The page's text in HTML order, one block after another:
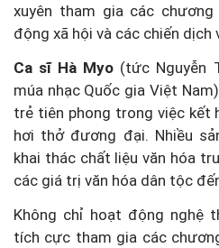
xuyên tham gia các
động xã hội và các chiến dịch
Ca sĩ Hà Myo (tức Nguyễn
múa nhạc Quốc gia Việt
trẻ tiên phong trong việc kết
hơi thở đương đại. Nhiều
khai thác chất liệu văn hóa
các giá trị văn hóa dân tộc
Không chỉ hoạt động nghệ
tích cực tham gia các